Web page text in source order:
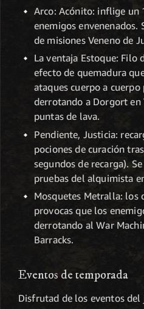
Arco: Acónito: inflige un
enemigos envenenados.
de misiones Veneno de
La ventaja Estoque: Filo
efecto de quemadura
ataques cuerpo a cuerpo
derrotando a Dorgort en
puntas de lava.
Pendiente, Justicia:
pociones de curación
segundos de recarga).
pruebas del alquimista
Mosquetes Metralla: los
provocas que los
derrotando al War
Barracks.
Eventos de temporada
Disfrutad de los eventos